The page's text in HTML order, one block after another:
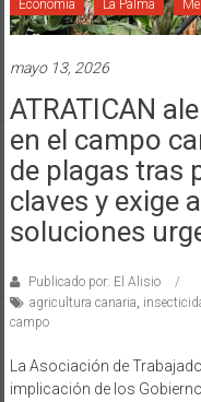
Economía La Palma
mayo 13, 2026
ATRATICAN
en el campo
de plagas tras
claves y exige
soluciones
Publicado por: El Alisio
agricultura canaria,
campo
La Asociación de
implicación de los